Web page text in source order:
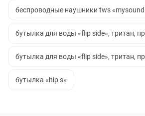
беспроводные наушники tws
бутылка для воды «flip side», тритан,
бутылка для воды «flip side», тритан,
бутылка «hip s»